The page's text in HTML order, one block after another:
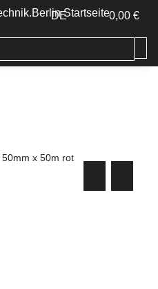
DE 0,00 €